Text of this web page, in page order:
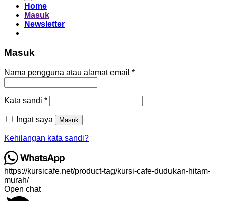
Home
Masuk
Newsletter
Masuk
Nama pengguna atau alamat email *Wajib
Kata sandi *Wajib
Ingat saya Masuk
Kehilangan kata sandi?
https://kursicafe.net/product-tag/kursi-cafe-dudukan-hitam-
murah/
Open chat